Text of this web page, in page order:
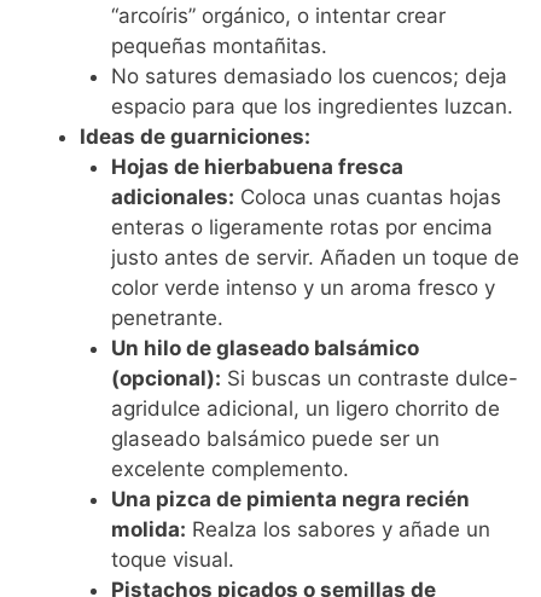
“arcoíris” orgánico, o intentar crear
pequeñas montañitas.
No satures demasiado los cuencos; deja
espacio para que los ingredientes luzcan.
Ideas de guarniciones:
Hojas de hierbabuena fresca
adicionales: Coloca unas cuantas hojas
enteras o ligeramente rotas por encima
justo antes de servir. Añaden un toque de
color verde intenso y un aroma fresco y
penetrante.
Un hilo de glaseado balsámico
(opcional): Si buscas un contraste dulce-
agridulce adicional, un ligero chorrito de
glaseado balsámico puede ser un
excelente complemento.
Una pizca de pimienta negra recién
molida: Realza los sabores y añade un
toque visual.
Pistachos picados o semillas de